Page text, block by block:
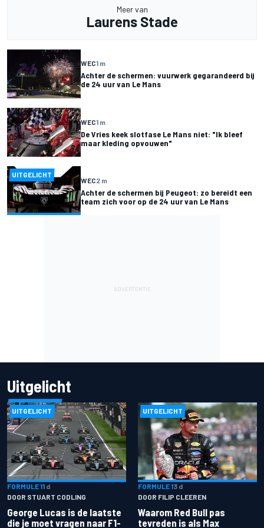
Meer van
Laurens Stade
WEC1 m
Achter de schermen: vuurwerk gegarandeerd bij
de 24 uur van Le Mans
WEC1 m
De Vries keek slotfase Le Mans niet: "Ik bleef
maar kleding opvouwen"
UITGELICHT
WEC2 m
Achter de schermen bij Peugeot: zo bereidt een
team zich voor op de 24 uur van Le Mans
Uitgelicht
UITGELICHT
FORMULE 11 d
DOOR STUART CODLING
George Lucas is de laatste
die je moet vragen naar F1-
UITGELICHT
FORMULE 13 d
DOOR FILIP CLEEREN
Waarom Red Bull pas
tevreden is als Max